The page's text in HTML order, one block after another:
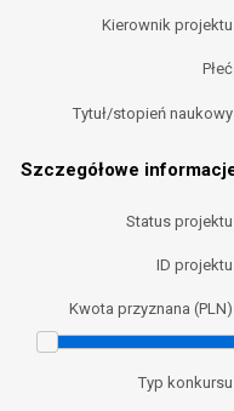
Kierownik projektu
Płeć
Tytuł/stopień naukowy
Szczegółowe
Status projektu
ID projektu
Kwota przyznana (PLN)
Typ konkursu